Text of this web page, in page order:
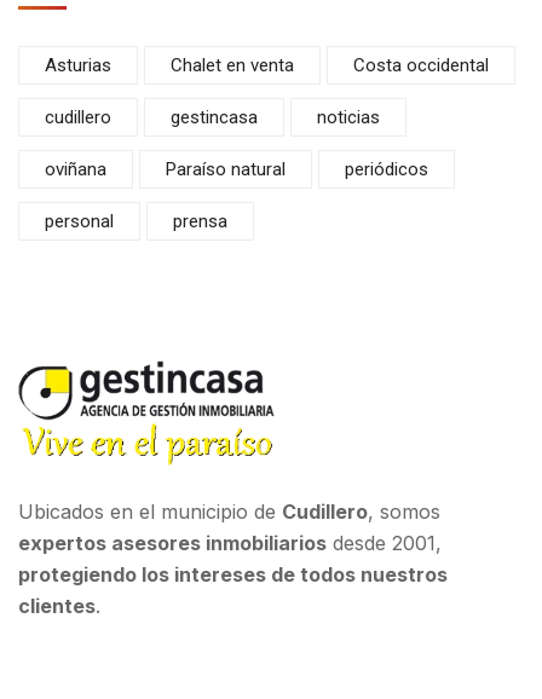
Asturias Chalet en venta Costa occidental
cudillero gestincasa noticias
oviñana Paraíso natural periódicos
personal prensa
Ubicados en el municipio de Cudillero, somos
expertos asesores inmobiliarios desde 2001,
protegiendo los intereses de todos nuestros
clientes.